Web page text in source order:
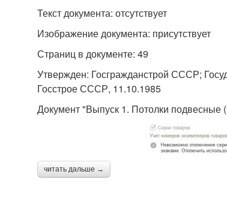
Текст документа: отсутствует
Изображение документа: присутствует
Страниц в документе: 49
Утвержден: Госгражданстрой СССР;
Госстрое СССР, 11.10.1985
Документ "Выпуск 1. Потолки
читать дальше →